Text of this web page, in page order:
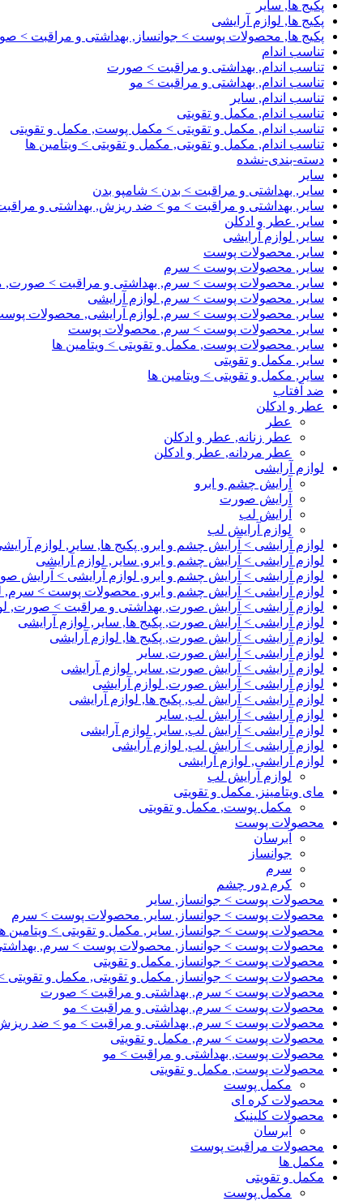
پکیج ها, سایر
پکیج ها, لوازم آرایشی
پکیج ها, محصولات پوست > جوانساز, بهداشتی و مراقبت >
تناسب اندام
تناسب اندام, بهداشتی و مراقبت > صورت
تناسب اندام, بهداشتی و مراقبت > مو
تناسب اندام, سایر
تناسب اندام, مکمل و تقویتی
تناسب اندام, مکمل و تقویتی > مکمل پوست, مکمل و تقویتی
تناسب اندام, مکمل و تقویتی, مکمل و تقویتی > ویتامین ها
دسته-بندی-نشده
سایر
سایر, بهداشتی و مراقبت > بدن > شامپو بدن
سایر, بهداشتی و مراقبت > مو > ضد ریزش, بهداشتی و
سایر, عطر و ادکلن
سایر, لوازم آرایشی
سایر, محصولات پوست
سایر, محصولات پوست > سرم
سایر, محصولات پوست > سرم, بهداشتی و مراقبت >
سایر, محصولات پوست > سرم, لوازم آرایشی
سایر, محصولات پوست > سرم, لوازم آرایشی, محصولات
سایر, محصولات پوست > سرم, محصولات پوست
سایر, محصولات پوست, مکمل و تقویتی > ویتامین ها
سایر, مکمل و تقویتی
سایر, مکمل و تقویتی > ویتامین ها
ضد آفتاب
عطر و ادکلن
عطر
عطر زنانه, عطر و ادکلن
عطر مردانه, عطر و ادکلن
لوازم آرایشی
آرایش چشم و ابرو
آرایش صورت
آرایش لب
لوازم آرایش لب
لوازم آرایشی > آرایش چشم و ابرو, پکیج ها, سایر, لوازم
لوازم آرایشی > آرایش چشم و ابرو, سایر, لوازم آرایشی
لوازم آرایشی > آرایش چشم و ابرو, لوازم آرایشی > آرایش
لوازم آرایشی > آرایش چشم و ابرو, محصولات پوست >
لوازم آرایشی > آرایش صورت, بهداشتی و مراقبت > صورت,
لوازم آرایشی > آرایش صورت, پکیج ها, سایر, لوازم آرایشی
لوازم آرایشی > آرایش صورت, پکیج ها, لوازم آرایشی
لوازم آرایشی > آرایش صورت, سایر
لوازم آرایشی > آرایش صورت, سایر, لوازم آرایشی
لوازم آرایشی > آرایش صورت, لوازم آرایشی
لوازم آرایشی > آرایش لب, پکیج ها, لوازم آرایشی
لوازم آرایشی > آرایش لب, سایر
لوازم آرایشی > آرایش لب, سایر, لوازم آرایشی
لوازم آرایشی > آرایش لب, لوازم آرایشی
لوازم آرایشی, لوازم آرایشی
لوازم آرایش لب
مای ویتامینز, مکمل و تقویتی
مکمل پوست, مکمل و تقویتی
محصولات پوست
آبرسان
جوانساز
سرم
کرم دور چشم
محصولات پوست > جوانساز, سایر
محصولات پوست > جوانساز, سایر, محصولات پوست > سرم
محصولات پوست > جوانساز, سایر, مکمل و تقویتی > ویتامین
محصولات پوست > جوانساز, محصولات پوست > سرم,
محصولات پوست > جوانساز, مکمل و تقویتی
محصولات پوست > جوانساز, مکمل و تقویتی, مکمل و تقویتی >
محصولات پوست > سرم, بهداشتی و مراقبت > صورت
محصولات پوست > سرم, بهداشتی و مراقبت > مو
محصولات پوست > سرم, بهداشتی و مراقبت > مو > ضد
محصولات پوست > سرم, مکمل و تقویتی
محصولات پوست, بهداشتی و مراقبت > مو
محصولات پوست, مکمل و تقویتی
مکمل پوست
محصولات کره ای
محصولات کلینیک
آبرسان
محصولات مراقبت پوست
مکمل ها
مکمل و تقویتی
مکمل پوست